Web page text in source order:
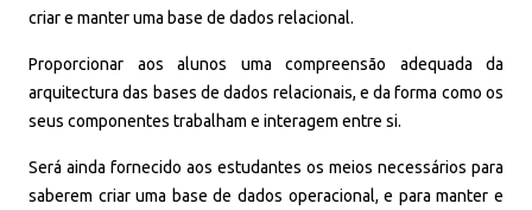
criar e manter uma base de dados relacional.
Proporcionar aos alunos uma compreensão adequada da
arquitectura das bases de dados relacionais, e da forma como os
seus componentes trabalham e interagem entre si.
Será ainda fornecido aos estudantes os meios necessários para
saberem criar uma base de dados operacional, e para manter e